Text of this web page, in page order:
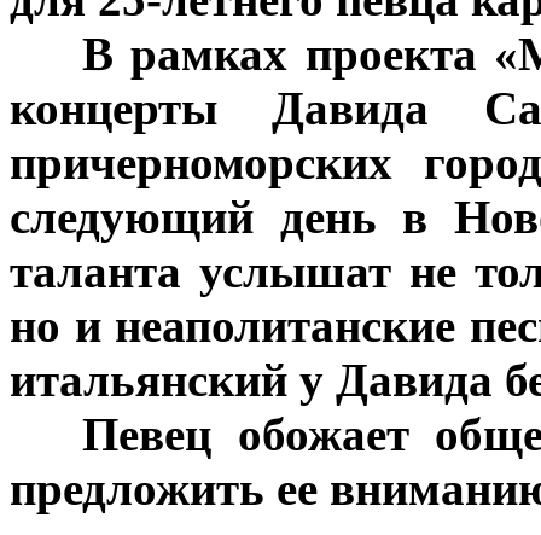
В рамках проекта
концерты Давида
причерноморских
следующий день в
таланта услышат не
но и неаполитанские
итальянский у Давида
Певец обожает
предложить ее